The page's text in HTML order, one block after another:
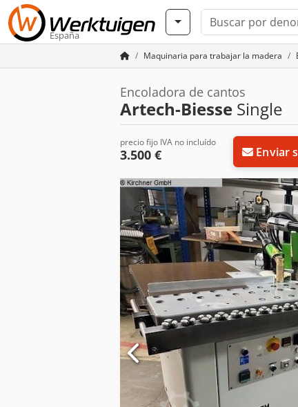
España
Maquinaria para trabajar la madera
Encoladora de cantos
Artech-Biesse Single
precio fijo IVA no incluído
3.500 € Enviar